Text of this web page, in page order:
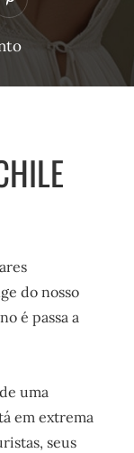
P
i
t
e
do nosso
é passa a
uma
em extrema
seus